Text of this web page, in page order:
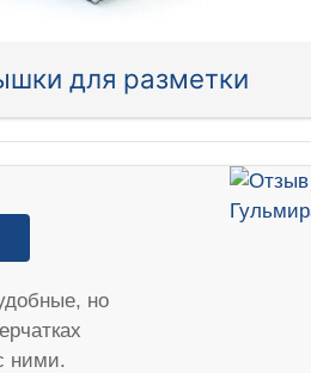
для разметки
но
ними.